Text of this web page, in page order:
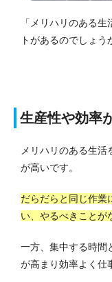
「メリハリのある
トがあるのでしょう
生産性や効率
メリハリのある生活
が高いです。
だらだらと同じ作業
い、やるべきことが
一方、集中する時間
が高まり効率よく仕